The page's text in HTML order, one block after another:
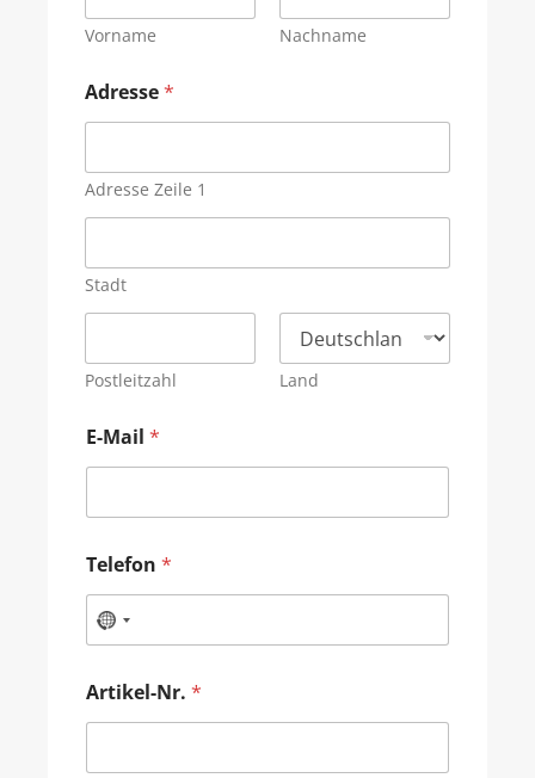
Vorname Nachname
Adresse*
Adresse Zeile 1
Stadt
Postleitzahl Land
E-Mail *
Telefon *
Artikel-Nr. *